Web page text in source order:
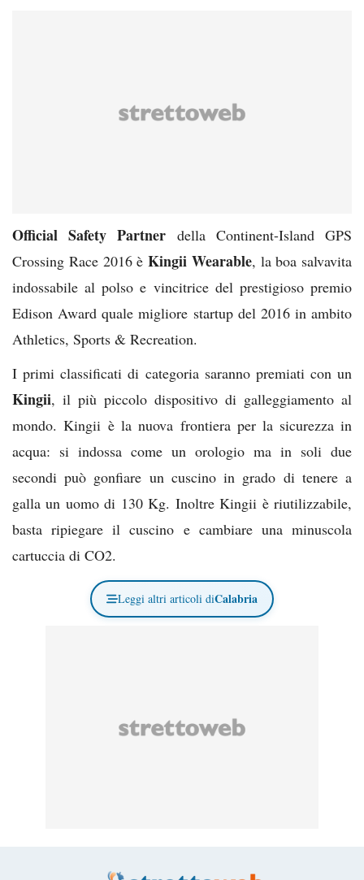
Official Safety Partner della Continent-Island GPS
Crossing Race 2016 è Kingii Wearable, la boa salvavita
indossabile al polso e vincitrice del prestigioso premio
Edison Award quale migliore startup del 2016 in ambito
Athletics, Sports & Recreation.
I primi classificati di categoria saranno premiati con un
Kingii, il più piccolo dispositivo di galleggiamento al
mondo. Kingii è la nuova frontiera per la sicurezza in
acqua: si indossa come un orologio ma in soli due
secondi può gonfiare un cuscino in grado di tenere a
galla un uomo di 130 Kg. Inoltre Kingii è riutilizzabile,
basta ripiegare il cuscino e cambiare una minuscola
cartuccia di CO2.
Leggi altri articoli diCalabria